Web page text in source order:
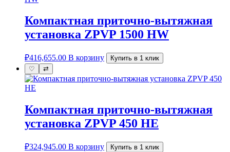
Компактная приточно-вытяжная
установка ZPVP 1500 HW
₽416,655.00 В корзину
Купить в 1 клик
♡
⇄
Компактная приточно-вытяжная
установка ZPVP 450 HE
₽324,945.00 В корзину
Купить в 1 клик